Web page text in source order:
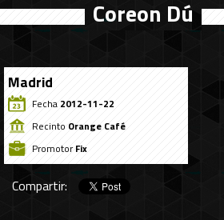
Coreon Dú
Madrid
Fecha 2012-11-22
Recinto Orange Café
PromotorFix
Compartir: